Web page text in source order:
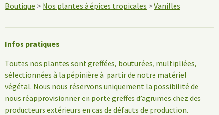
Boutique > Nos plantes à épices tropicales > Vanilles
Infos pratiques
Toutes nos plantes sont greffées, bouturées, multipliées,
sélectionnées à la pépinière à partir de notre matériel
végétal. Nous nous réservons uniquement la possibilité de
nous réapprovisionner en porte greffes d’agrumes chez des
producteurs extérieurs en cas de défauts de production.